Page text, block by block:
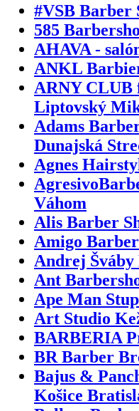
#VSB Barber
585
AHAVA -
ANKL
ARNY CLUB
Liptovský
Adams
Dunajská
Agnes
Váhom
Alis Barber
Amigo
Andrej
Ant
Ape Man
Art Studio
BARBERIA
BR Barber
Bajus &
Košice